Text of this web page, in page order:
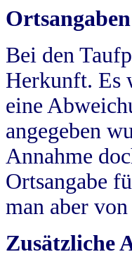
Bei den
Herkunft. Es
eine
angegeben
Annahme
Ortsangabe
man aber
Zusätzliche